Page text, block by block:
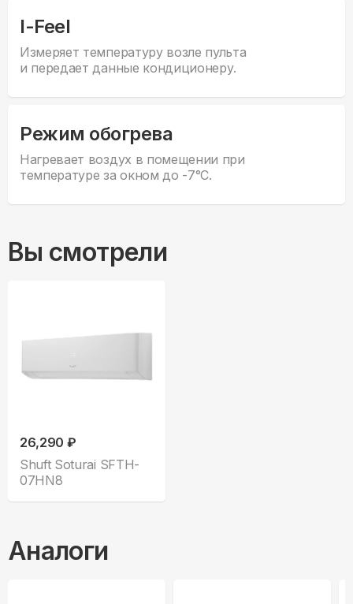
I-Feel
Измеряет температуру возле пульта
и передает данные кондиционеру.
Режим обогрева
Нагревает воздух в помещении при
температуре за окном до -7°С.
Вы смотрели
26,290 ₽
Shuft Soturai SFTH-
07HN8
Аналоги